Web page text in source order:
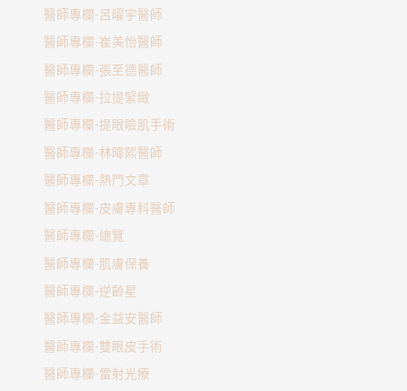
醫師專欄-呂曜宇醫師
醫師專欄-崔美怡醫師
醫師專欄-張至德醫師
醫師專欄-拉提緊緻
醫師專欄-提眼瞼肌手術
醫師專欄-林暐熙醫師
醫師專欄-熱門文章
醫師專欄-皮膚專科醫師
醫師專欄-總覽
醫師專欄-肌膚保養
醫師專欄-逆齡星
醫師專欄-金益安醫師
醫師專欄-雙眼皮手術
醫師專欄-雷射光療